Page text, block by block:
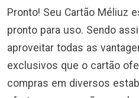
Pronto! Seu Cartão Méliuz
pronto para uso. Sendo
aproveitar todas as
exclusivos que o cartão
compras em diversos